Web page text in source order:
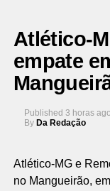
Atlético-
empate
Published 3 horas ago
By Da Redação
Atlético-MG e
no Mangueirão,